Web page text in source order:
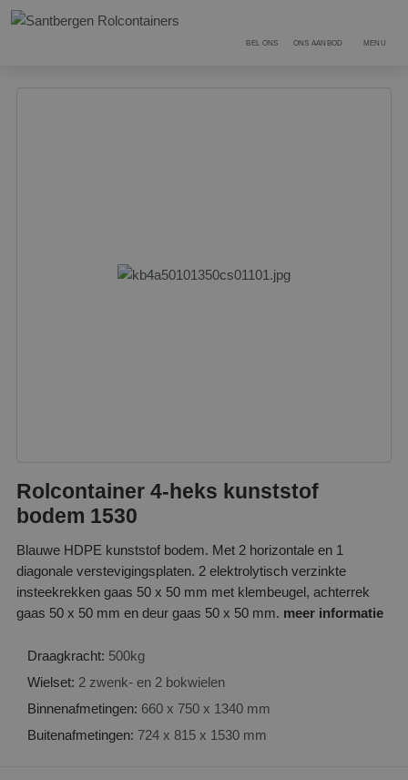
BEL ONS ONS AANBOD MENU
Rolcontainer 4-heks kunststof
bodem 1530
Blauwe HDPE kunststof bodem. Met 2 horizontale en 1
diagonale verstevigingsplaten. 2 elektrolytisch verzinkte
insteekrekken gaas 50 x 50 mm met klembeugel, achterrek
gaas 50 x 50 mm en deur gaas 50 x 50 mm. meer informatie
Draagkracht: 500kg
Wielset: 2 zwenk- en 2 bokwielen
Binnenafmetingen: 660 x 750 x 1340 mm
Buitenafmetingen: 724 x 815 x 1530 mm